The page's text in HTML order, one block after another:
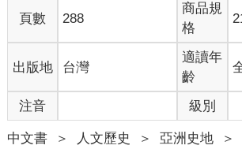
據心理學家分析，也許鶴見俊輔出身貴族
教極為嚴格，這種壓力導致他過早出現叛逆
逃學和出入不良場所，甚至二度自殺未遂，
接受治療。一九三七年，他從府立第五中學
輔要前往澳大利亞演講，鶴見俊輔和胞姊鶴
行。是年十月，他們一家三人歸國。一九三
時值十六歲，他隨同父親赴美拜訪哈佛大學
授，經過詳細面談，他決定到美國留學。他
頁數 288
商品規
格
出版地 台灣
適讀年
齡
注音 級別
中文書 ＞ 人文歷史 ＞ 亞洲史地 ＞